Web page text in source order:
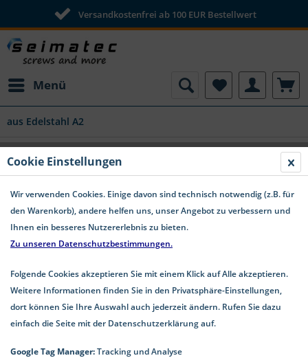
Versandkostenfrei ab 100 EUR Bestellwert
Menü
aus Edelstahl A2
Einnietmutter standard Senkkopf
Edelstahl A2
Cookie Einstellungen
Wir verwenden Cookies. Einige davon sind technisch notwendig (z.B. für
den Warenkorb), andere helfen uns, unser Angebot zu verbessern und
Ihnen ein besseres Nutzererlebnis zu bieten.
Zu unseren Datenschutzbestimmungen.
Folgende Cookies akzeptieren Sie mit einem Klick auf Alle akzeptieren.
Weitere Informationen finden Sie in den Privatsphäre-Einstellungen,
dort können Sie Ihre Auswahl auch jederzeit ändern. Rufen Sie dazu
einfach die Seite mit der Datenschutzerklärung auf.
Google Tag Manager:Tracking und Analyse